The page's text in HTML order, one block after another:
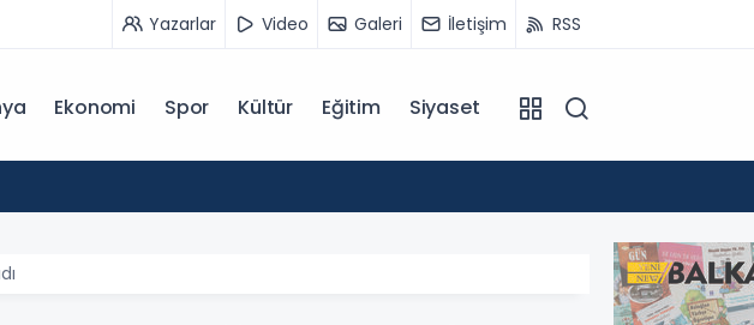
Yazarlar Video Galeri İletişim RSS
Ekonomi Spor Kültür Eğitim Siyaset